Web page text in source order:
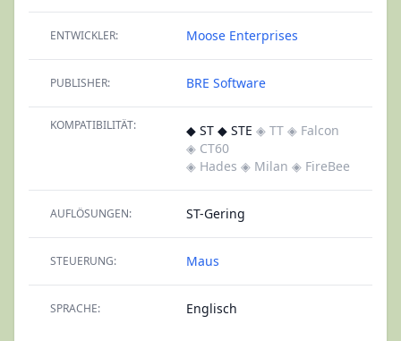
ENTWICKLER: Moose Enterprises
PUBLISHER: BRE Software
KOMPATIBILITÄT: ◆ ST ◆ STE ◈ TT ◈ Falcon
◈ CT60
◈ Hades ◈ Milan ◈ FireBee
AUFLÖSUNGEN: ST-Gering
STEUERUNG: Maus
SPRACHE: Englisch